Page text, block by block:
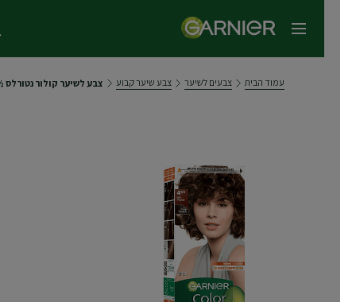
תפריט ראשי
עמוד הבית צבעים לשיער צבע שיער קבוע צבע לשיער קולור נטורלס ½4 חום שוקולד כהה